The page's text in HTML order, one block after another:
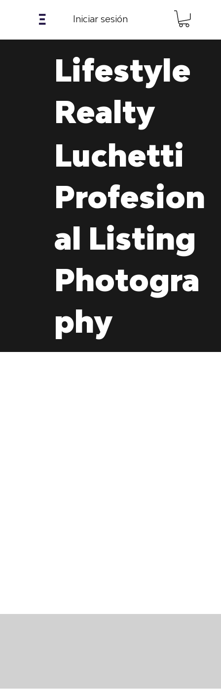
𝝣 Iniciar sesión
Lifestyle
Realty
Luchetti
Profesion
al Listing
Photogra
phy